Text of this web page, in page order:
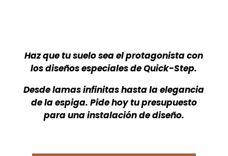
Haz que tu suelo sea el protagonista con
los diseños especiales de Quick-Step.
Desde lamas infinitas hasta la elegancia
de la espiga. Pide hoy tu presupuesto
para una instalación de diseño.